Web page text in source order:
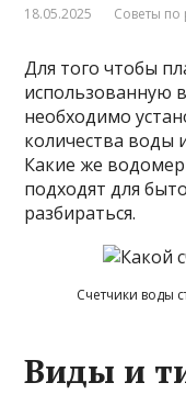
18.05.2025 Советы по
Для того чтобы
использованную
необходимо
количества воды
Какие же
подходят для
разбираться.
Счетчики воды
Виды и